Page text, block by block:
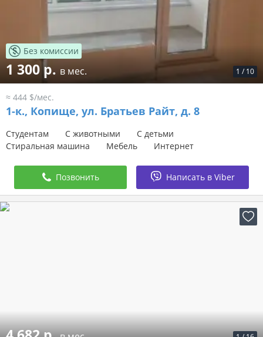
1 / 10
Без комиссии
1 300 р.в мес.
≈ 444 $/мес.
1-к., Копище, ул. Братьев Райт, д. 8
Студентам С животными
С детьми
Стиральная машина
Мебель Интернет
Позвонить Написать в Viber